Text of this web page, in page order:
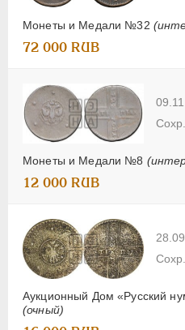
Монеты и Медали №32
72 000 RUB
Монеты и Медали №8
12 000 RUB
Аукционный Дом «Русский
(очный)